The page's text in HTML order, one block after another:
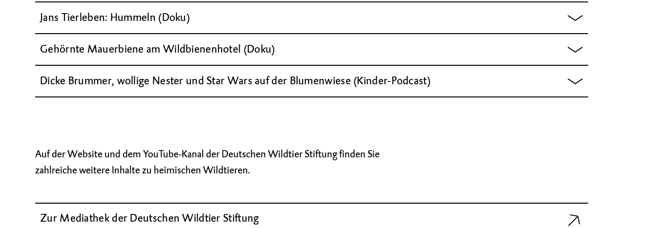
Jans Tierleben: Hummeln (Doku)
Gehörnte Mauerbiene am Wildbienenhotel (Doku)
Dicke Brummer, wollige Nester und Star Wars auf der Blumenwiese (Kinder-Podcast)
Auf der Website und dem YouTube-Kanal der Deutschen Wildtier Stiftung finden Sie
zahlreiche weitere Inhalte zu heimischen Wildtieren.
Zur Mediathek der Deutschen Wildtier Stiftung